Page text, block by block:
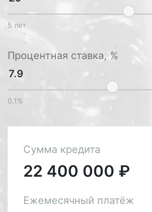
5 лет
Процентная ставка, %
0.1%
Сумма кредита
22 400 000 ₽
Ежемесячный платёж